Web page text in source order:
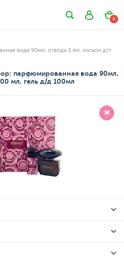
0
вода 90мл, п/вода 5 мл, лосьон д/т
парфюмированная вода 90мл,
мл, гель д/д 100мл
Ж